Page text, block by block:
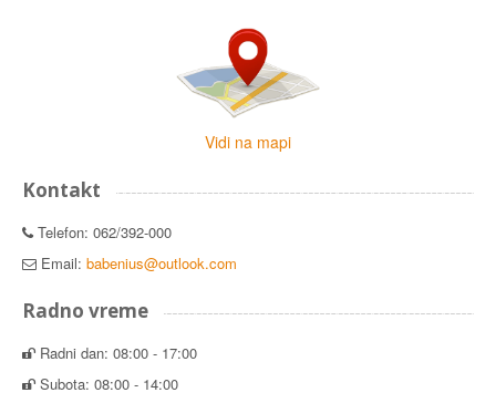
Vidi na mapi
Kontakt
Telefon: 062/392-000
Email: babenius@outlook.com
Radno vreme
Radni dan: 08:00 - 17:00
Subota: 08:00 - 14:00